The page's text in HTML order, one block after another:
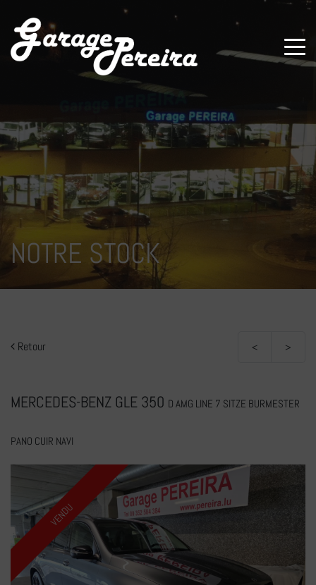
NOTRE STOCK
Retour < >
MERCEDES-BENZ GLE 350 D AMG LINE 7 SITZE BURMESTER
PANO CUIR NAVI
VENDU
Paramètres avancés des cookies